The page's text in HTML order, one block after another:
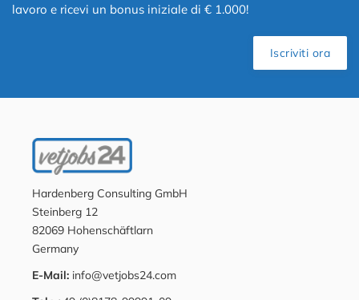
lavoro e ricevi un bonus iniziale di € 1.000!
Iscriviti ora
Hardenberg Consulting GmbH
Steinberg 12
82069 Hohenschäftlarn
Germany
E-Mail: info@vetjobs24.com